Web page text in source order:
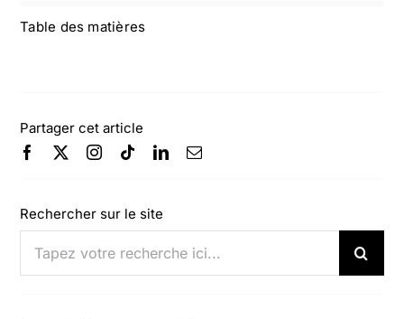
Table des matières
Partager cet article
Rechercher sur le site
Rechercher: